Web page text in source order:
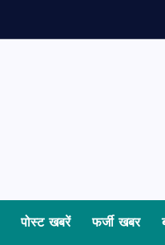
पोस्ट खबरें फर्जी खबर